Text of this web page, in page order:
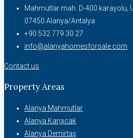
Mahmutlar mah. D-400 karayolu,
07450 Alanya/Antalya
+90 532 779 30 27
info@alanyahomesforsale.com
Contact us
Property Areas
Alanya Mahmutlar
Alanya Kargıcak
Alanya Demirtaş